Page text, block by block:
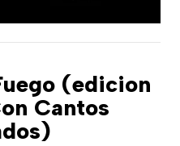
(edicion
Cantos